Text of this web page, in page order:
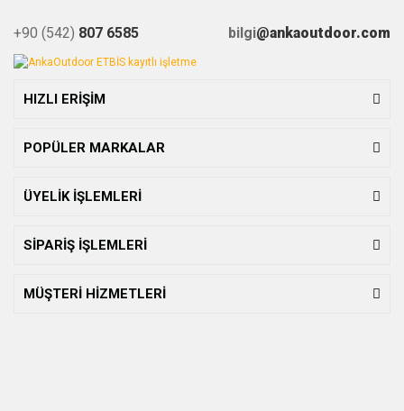
+90 (542) 807 6585 bilgi@ankaoutdoor.com
HIZLI ERİŞİM
POPÜLER MARKALAR
ÜYELİK İŞLEMLERİ
SİPARİŞ İŞLEMLERİ
MÜŞTERİ HİZMETLERİ